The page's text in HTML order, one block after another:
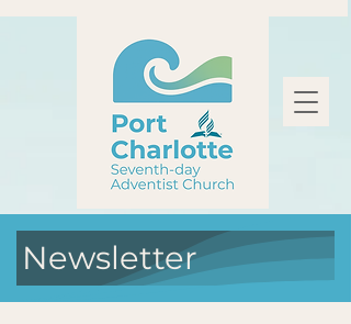
Newsletter